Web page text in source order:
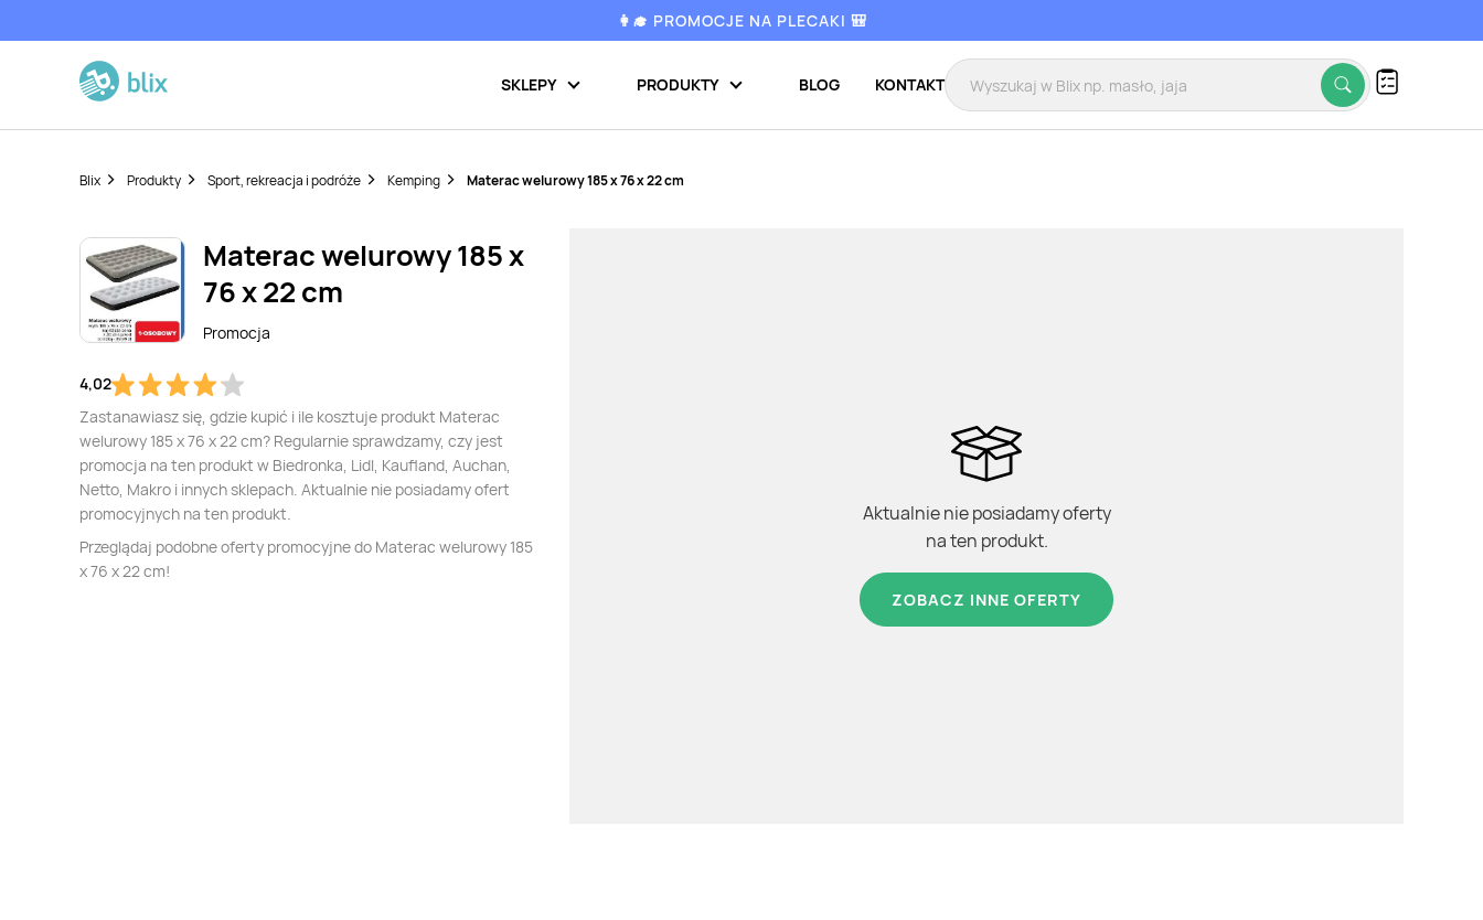
👩‍🎓 PROMOCJE NA PLECAKI 🎒
SKLEPY PRODUKTY BLOG KONTAKT
Blix Produkty Sport, rekreacja i podróże Kemping Materac welurowy 185 x 76 x 22 cm
Materac welurowy 185 x
76 x 22 cm
Promocja
4,02
Zastanawiasz się, gdzie kupić i ile kosztuje produkt Materac
welurowy 185 x 76 x 22 cm? Regularnie sprawdzamy, czy jest
promocja na ten produkt w Biedronka, Lidl, Kaufland, Auchan,
Netto, Makro i innych sklepach. Aktualnie nie posiadamy ofert
promocyjnych na ten produkt.
Przeglądaj podobne oferty promocyjne do Materac welurowy 185
x 76 x 22 cm!
Aktualnie nie posiadamy oferty
na ten produkt.
ZOBACZ INNE OFERTY